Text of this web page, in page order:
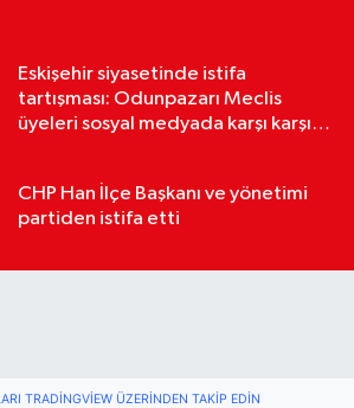
Eskişehir siyasetinde istifa
tartışması: Odunpazarı Meclis
üyeleri sosyal medyada karşı karşıya
CHP Han İlçe Başkanı ve yönetimi
partiden istifa etti
TRADINGVIEW ÜZERINDEN TAKIP EDIN